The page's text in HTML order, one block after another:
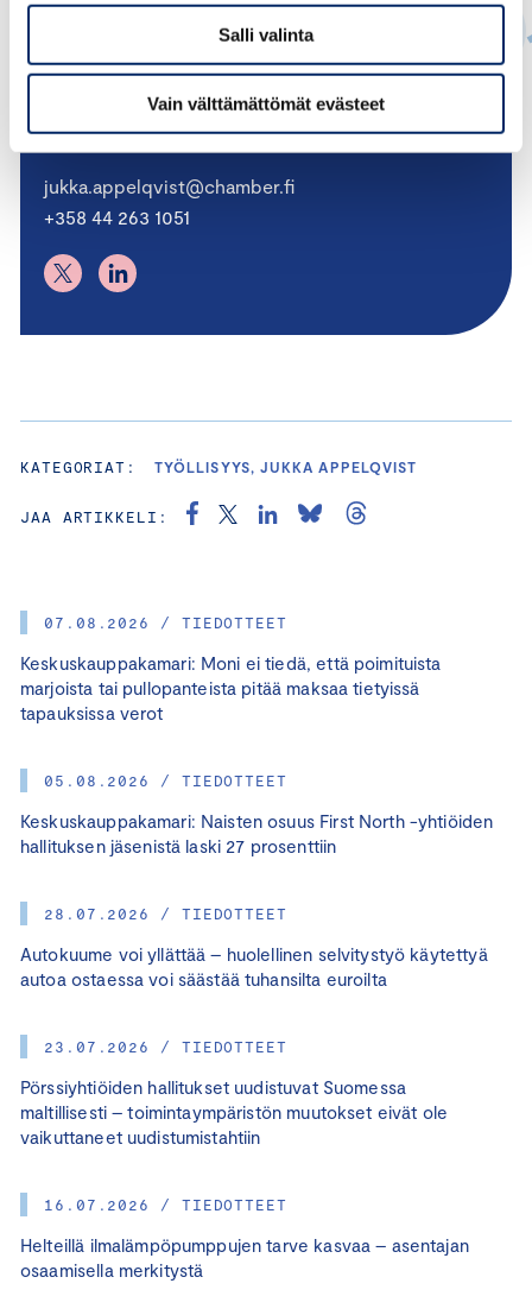
Salli valinta
Vain välttämättömät evästeet
07.08.2026 / TIEDOTTEET
Keskuskauppakamari: Moni ei tiedä, että poimituista
marjoista tai pullopanteista pitää maksaa tietyissä
tapauksissa verot
05.08.2026 / TIEDOTTEET
Keskuskauppakamari: Naisten osuus First North -yhtiöiden
hallituksen jäsenistä laski 27 prosenttiin
28.07.2026 / TIEDOTTEET
Autokuume voi yllättää – huolellinen selvitystyö käytettyä
autoa ostaessa voi säästää tuhansilta euroilta
23.07.2026 / TIEDOTTEET
Pörssiyhtiöiden hallitukset uudistuvat Suomessa
maltillisesti – toimintaympäristön muutokset eivät ole
vaikuttaneet uudistumistahtiin
16.07.2026 / TIEDOTTEET
Helteillä ilmalämpöpumppujen tarve kasvaa – asentajan
osaamisella merkitystä
Jukka Appelqvist
PÄÄEKONOMISTI
jukka.appelqvist@chamber.fi
+358 44 263 1051
KATEGORIAT: TYÖLLISYYS, JUKKA APPELQVIST
JAA ARTIKKELI: